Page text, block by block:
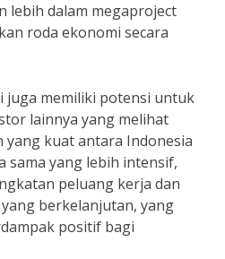
lebih dalam megaproject
roda ekonomi secara
juga memiliki potensi untuk
lainnya yang melihat
kuat antara Indonesia
sama yang lebih intensif,
peluang kerja dan
berkelanjutan, yang
positif bagi